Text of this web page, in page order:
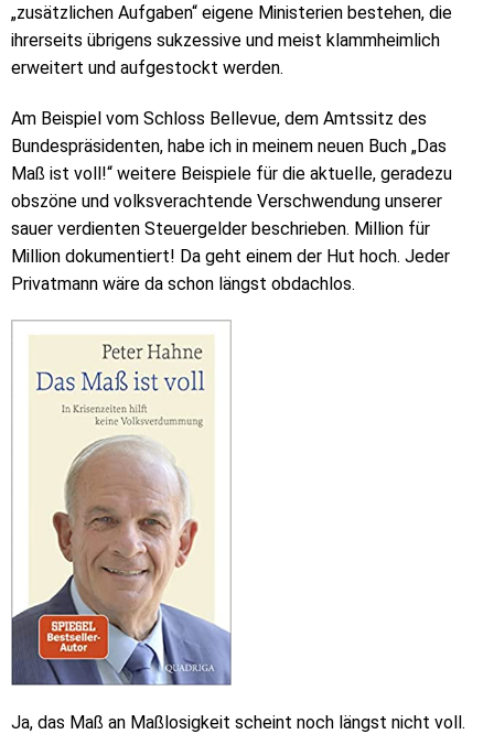
„zusätzlichen Aufgaben“ eigene Ministerien bestehen, die
ihrerseits übrigens sukzessive und meist klammheimlich
erweitert und aufgestockt werden.
Am Beispiel vom Schloss Bellevue, dem Amtssitz des
Bundespräsidenten, habe ich in meinem neuen Buch „Das
Maß ist voll!“ weitere Beispiele für die aktuelle, geradezu
obszöne und volksverachtende Verschwendung unserer
sauer verdienten Steuergelder beschrieben. Million für
Million dokumentiert! Da geht einem der Hut hoch. Jeder
Privatmann wäre da schon längst obdachlos.
Ja, das Maß an Maßlosigkeit scheint noch längst nicht voll.